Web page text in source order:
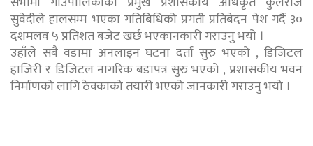
सुवेदीले हालसम्म भएका गतिबिधिको प्रगती प्रतिबेदन पेश गर्दै ३०
दशमलव ५ प्रतिशत बजेट खर्छ भएकानकारी गराउनु भयो ।
उहाँले सबै वडामा अनलाइन घटना दर्ता सुरु भएको , डिजिटल
हाजिरी र डिजिटल नागरिक बडापत्र सुरु भएको , प्रशासकीय भवन
निर्माणको लागि ठेक्काको तयारी भएको जानकारी गराउनु भयो ।